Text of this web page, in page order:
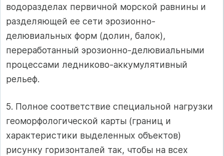
водоразделах первичной морской равнины и
разделяющей ее сети эрозионно-
делювиальных форм (долин, балок),
переработанный эрозионно-делювиальными
процессами ледниково-аккумулятивный
рельеф.
5. Полное соответствие специальной нагрузки
геоморфологической карты (границ и
характеристики выделенных объектов)
рисунку горизонталей так, чтобы на всех